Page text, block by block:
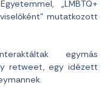
„LMBTQ+
mutatkozott
egymás
retweet, egy idézett